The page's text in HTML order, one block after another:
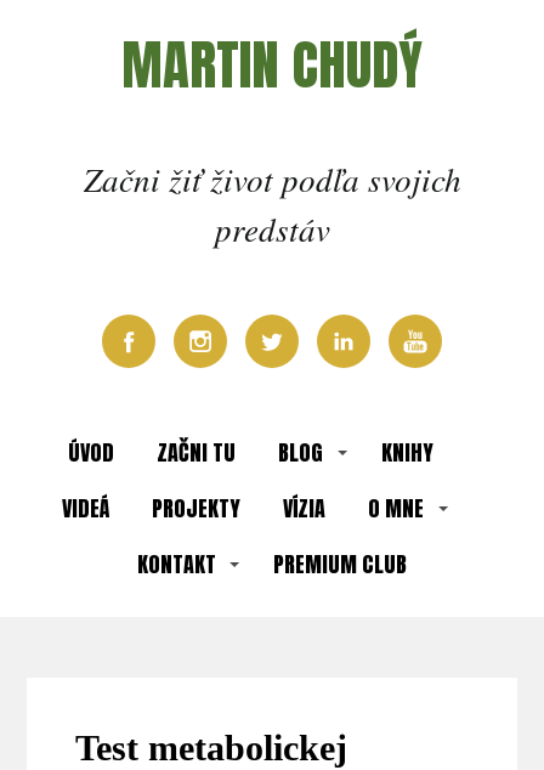
MARTIN CHUDÝ
Začni žiť život podľa svojich
predstáv
ÚVOD ZAČNI TU BLOG
KNIHY
VIDEÁ
PROJEKTY VÍZIA
O MNE
KONTAKT
PREMIUM CLUB
Test metabolickej